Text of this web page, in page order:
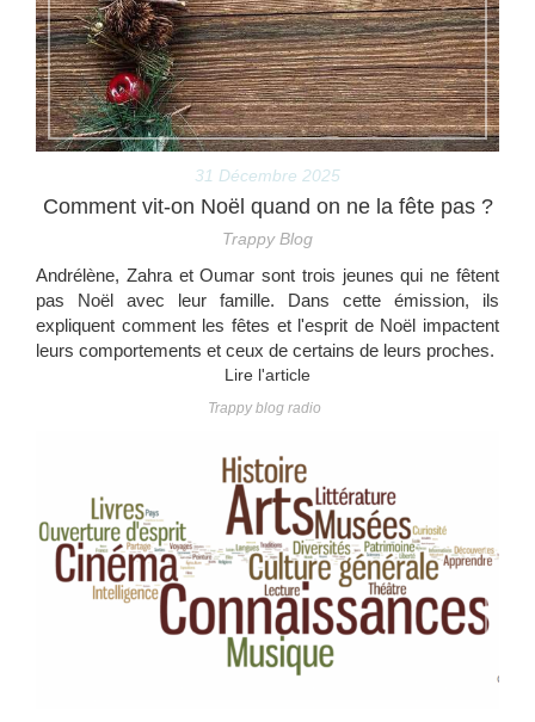
31 Décembre 2025
Comment vit-on Noël quand on ne la fête pas ?
Trappy Blog
Andrélène, Zahra et Oumar sont trois jeunes qui ne fêtent
pas Noël avec leur famille. Dans cette émission, ils
expliquent comment les fêtes et l'esprit de Noël impactent
leurs comportements et ceux de certains de leurs proches.
Lire l'article
Trappy blog radio